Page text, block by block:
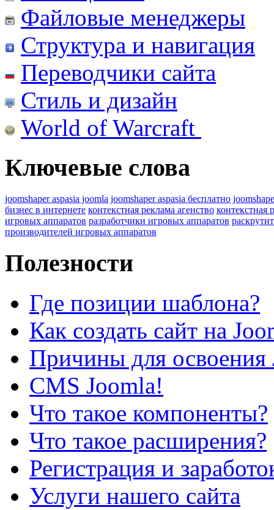
Файловые менеджеры
Структура и навигация
Переводчики сайта
Стиль и дизайн
World of Warcraft
Ключевые слова
joomshaper aspasia joomla joomshaper aspasia бесплатно
бизнес в интернете контекстная реклама агенство контекстная
игровых аппаратов разработчики игровых аппаратов
производителей игровых аппаратов
Полезности
Где позиции шаблона?
Как создать сайт на
Причины для освоения
CMS Joomla!
Что такое компоненты?
Что такое расширения?
Регистрация и
Услуги нашего сайта